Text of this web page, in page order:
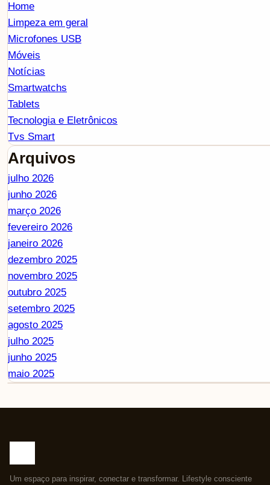
Home
Limpeza em geral
Microfones USB
Móveis
Notícias
Smartwatchs
Tablets
Tecnologia e Eletrônicos
Tvs Smart
Arquivos
julho 2026
junho 2026
março 2026
fevereiro 2026
janeiro 2026
dezembro 2025
novembro 2025
outubro 2025
setembro 2025
agosto 2025
julho 2025
junho 2025
maio 2025
Um espaço para inspirar, conectar e transformar. Lifestyle consciente